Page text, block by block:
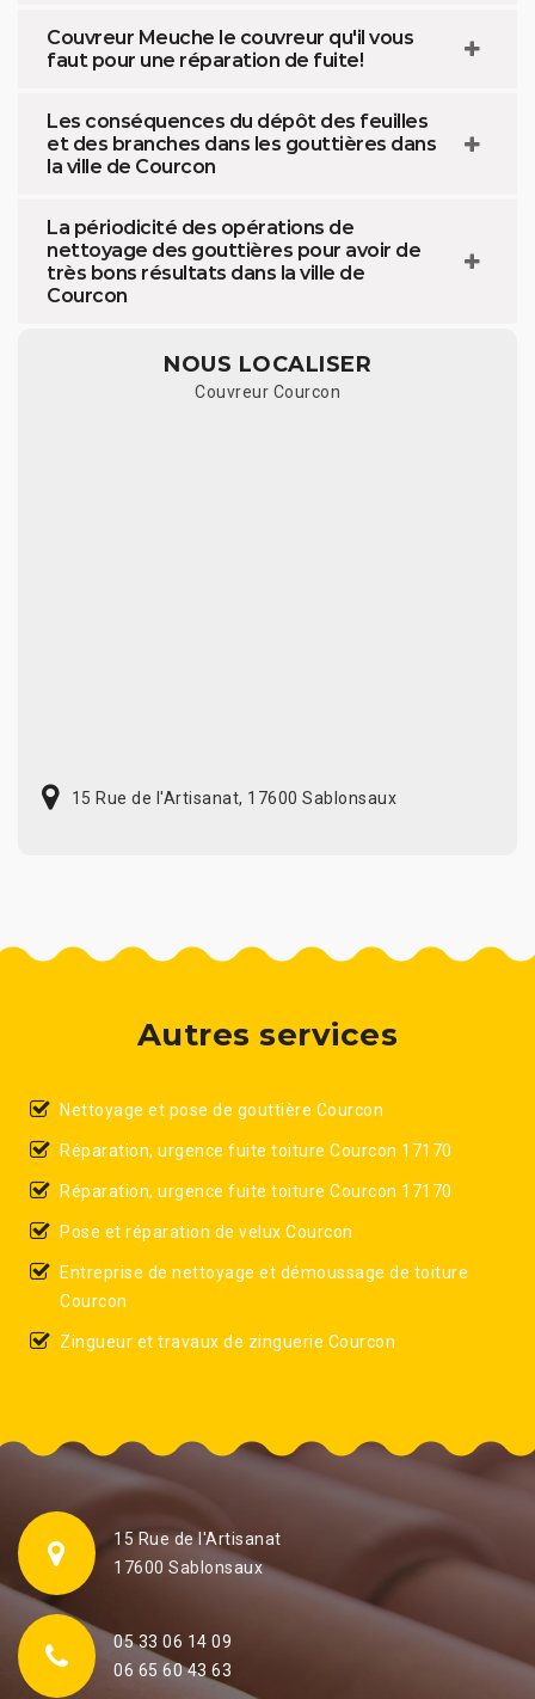
Couvreur Meuche le couvreur qu'il vous
faut pour une réparation de fuite!
Les conséquences du dépôt des feuilles
et des branches dans les gouttières dans
la ville de Courcon
La périodicité des opérations de
nettoyage des gouttières pour avoir de
très bons résultats dans la ville de
Courcon
NOUS LOCALISER
Couvreur Courcon
15 Rue de l'Artisanat, 17600 Sablonsaux
Autres services
Nettoyage et pose de gouttière Courcon
Réparation, urgence fuite toiture Courcon 17170
Réparation, urgence fuite toiture Courcon 17170
Pose et réparation de velux Courcon
Entreprise de nettoyage et démoussage de toiture
Courcon
Zingueur et travaux de zinguerie Courcon
15 Rue de l'Artisanat
17600 Sablonsaux
05 33 06 14 09
06 65 60 43 63